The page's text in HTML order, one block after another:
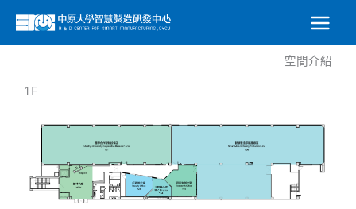
主
空間介紹
1F